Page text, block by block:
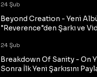
24 Şub
Beyond Creation - Yeni
"Reverence"den Şarkı ve
24 Şub
Breakdown Of Sanity - On
Sonra İlk Yeni Şarkısını